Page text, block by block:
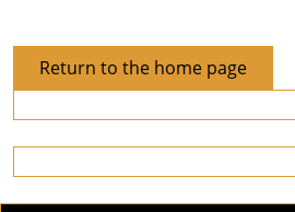
Return to the home pageReturn
to
the
home
page